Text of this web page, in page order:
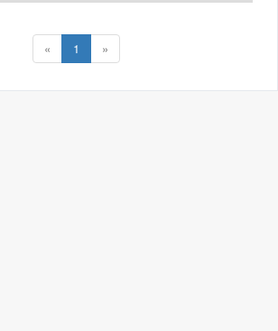
« 1 »